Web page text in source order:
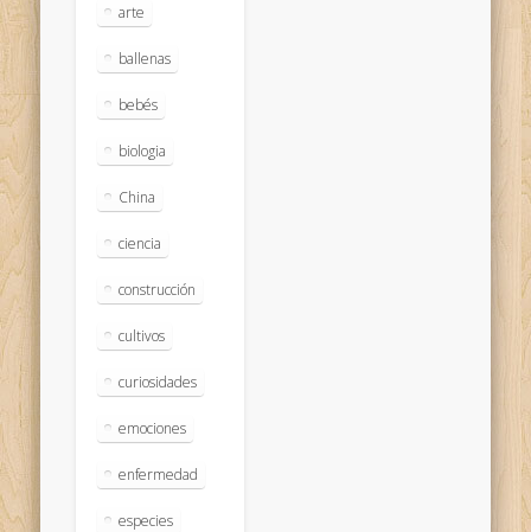
arte
ballenas
bebés
biologia
China
ciencia
construcción
cultivos
curiosidades
emociones
enfermedad
especies